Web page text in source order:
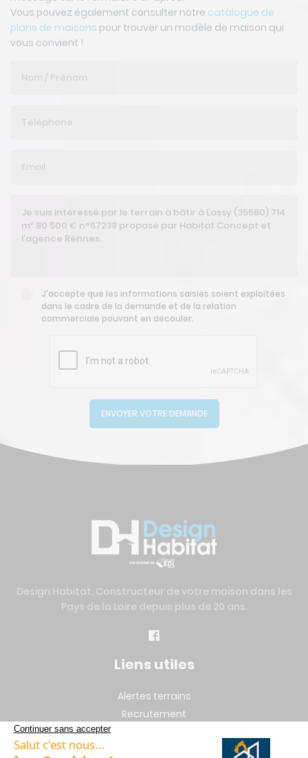
Vous pouvez également consulter notre catalogue de
plans de maisons pour trouver un modèle de maison qui
vous convient !
J'accepte que les informations saisies soient exploitées
dans le cadre de la demande et de la relation
commerciale pouvant en découler.
ENVOYER VOTRE DEMANDE
Design Habitat, Constructeur de votre maison dans les
Pays de la Loire depuis plus de 20 ans.
Liens utiles
Alertes terrains
Recrutement